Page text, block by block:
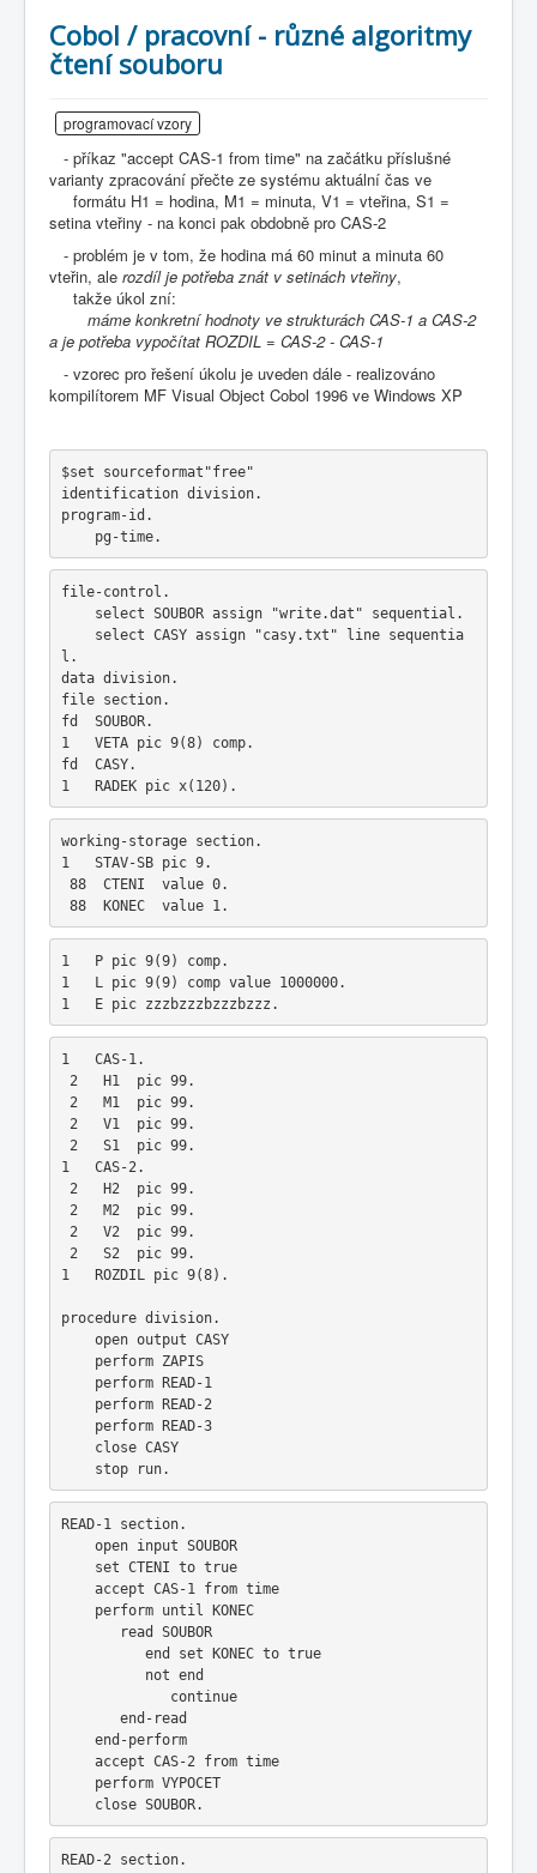
Cobol / pracovní - různé algoritmy
čtení souboru
programovací vzory
- příkaz "accept CAS-1 from time" na začátku příslušné
varianty zpracování přečte ze systému aktuální čas ve
formátu H1 = hodina, M1 = minuta, V1 = vteřina, S1 =
setina vteřiny - na konci pak obdobně pro CAS-2
- problém je v tom, že hodina má 60 minut a minuta 60
vteřin, ale rozdíl je potřeba znát v setinách vteřiny,
takže úkol zní:
máme konkretní hodnoty ve strukturách CAS-1 a CAS-2
a je potřeba vypočítat ROZDIL = CAS-2 - CAS-1
- vzorec pro řešení úkolu je uveden dále - realizováno
kompilítorem MF Visual Object Cobol 1996 ve Windows XP
$set sourceformat"free"
identification division.
program-id.
pg-time.
file-control.
select SOUBOR assign "write.dat" sequential.
select CASY assign "casy.txt" line sequentia
l.
data division.
file section.
fd  SOUBOR.
1   VETA pic 9(8) comp.
fd  CASY.
1   RADEK pic x(120).
working-storage section.
1   STAV-SB pic 9.
88  CTENI  value 0.
88  KONEC  value 1.
1   P pic 9(9) comp.
1   L pic 9(9) comp value 1000000.
1   E pic zzzbzzzbzzzbzzz.
1   CAS-1.
2   H1  pic 99.
2   M1  pic 99.
2   V1  pic 99.
2   S1  pic 99.
1   CAS-2.
2   H2  pic 99.
2   M2  pic 99.
2   V2  pic 99.
2   S2  pic 99.
1   ROZDIL pic 9(8).
procedure division.
open output CASY
perform ZAPIS
perform READ-1
perform READ-2
perform READ-3
close CASY
stop run.
READ-1 section.
open input SOUBOR
set CTENI to true
accept CAS-1 from time
perform until KONEC
read SOUBOR
end set KONEC to true
not end
continue
end-read
end-perform
accept CAS-2 from time
perform VYPOCET
close SOUBOR.
READ-2 section.